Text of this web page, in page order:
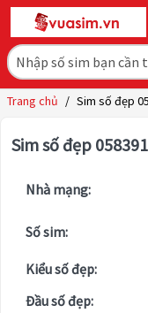
Trang chủ / Sim số đẹp
Sim số đẹp
Nhà mạng:
Số sim:
Kiểu số đẹp:
Đầu số đẹp: